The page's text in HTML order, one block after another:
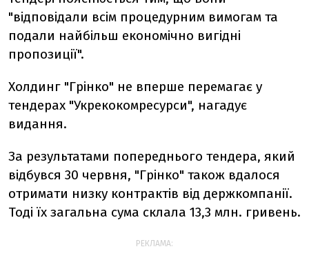
"відповідали всім процедурним вимогам та
подали найбільш економічно вигідні
пропозиції".
Холдинг "Грінко" не вперше перемагає у
тендерах "Укрекокомресурси", нагадує
видання.
За результатами попереднього тендера, який
відбувся 30 червня, "Грінко" також вдалося
отримати низку контрактів від держкомпанії.
Тоді їх загальна сума склала 13,3 млн. гривень.
РЕКЛАМА: